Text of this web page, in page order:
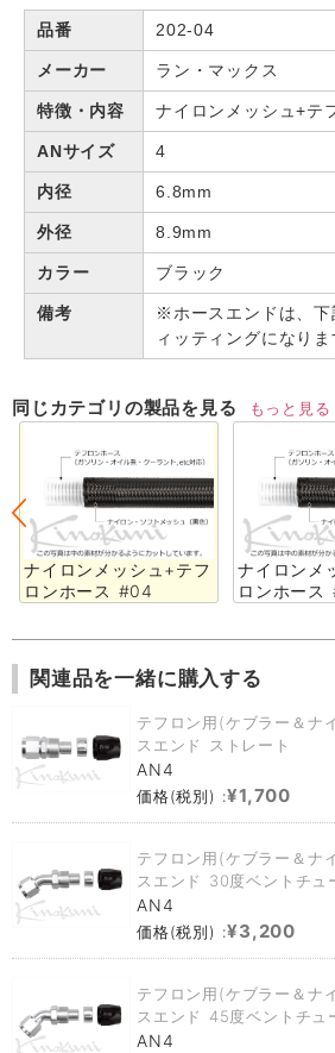
品番 202-04
メーカー ラン・マックス
特徴・内容 ナイロンメッシュ+テ
ANサイズ 4
内径 6.8mm
外径 8.9mm
カラー ブラック
備考
※ホースエンドは、下
ィッティングになりま
同じカテゴリの製品を見る もっと見る
ナイロンメッシュ+テフ
ロンホース #04
ナイロンメ
ロンホース
関連品を一緒に購入する
テフロン用(ケブラー＆ナ
スエンド ストレート
AN4
価格(税別) :¥1,700
テフロン用(ケブラー＆ナ
スエンド 30度ベントチュ
AN4
価格(税別) :¥3,200
テフロン用(ケブラー＆ナ
スエンド 45度ベントチュ
AN4